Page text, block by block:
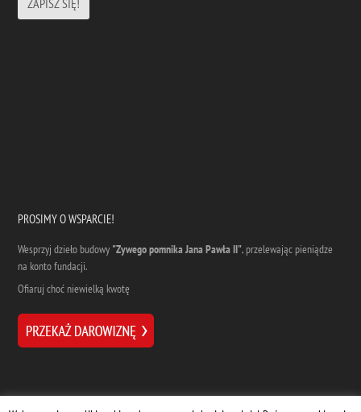
PROSIMY O WSPARCIE!
Wesprzyj dzieło budowy "Zywego pomnika Jana Pawła II", przelewając pieniądze
na konto fundacji.
Ofiaruj choć niewielką kwotę